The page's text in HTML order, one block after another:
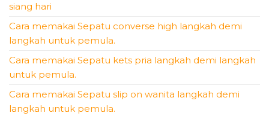
siang hari
Cara memakai Sepatu converse high langkah demi
langkah untuk pemula.
Cara memakai Sepatu kets pria langkah demi langkah
untuk pemula.
Cara memakai Sepatu slip on wanita langkah demi
langkah untuk pemula.